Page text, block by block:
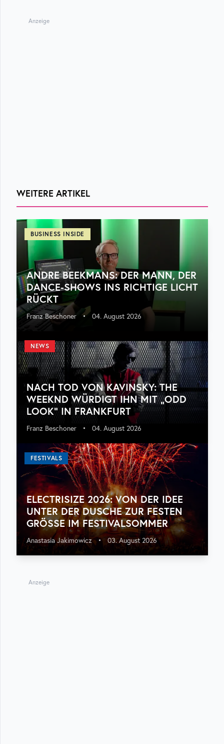
Anzeige
WEITERE ARTIKEL
BUSINESS INSIDE
ANDRE BEEKMANS: DER MANN, DER
DANCE-SHOWS INS RICHTIGE LICHT
RÜCKT
Franz Beschoner • 04. August 2026
NEWS
NACH TOD VON KAVINSKY: THE
WEEKND WÜRDIGT IHN MIT „ODD
LOOK“ IN FRANKFURT
Franz Beschoner • 04. August 2026
FESTIVALS
ELECTRISIZE 2026: VON DER IDEE
UNTER DER DUSCHE ZUR FESTEN
GRÖSSE IM FESTIVALSOMMER
Anastasia Jakimowicz • 03. August 2026
Anzeige